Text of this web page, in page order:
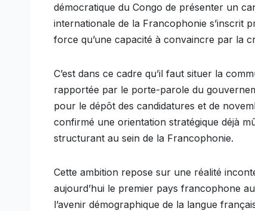
démocratique du Congo de présenter un
internationale de la Francophonie s’inscrit
force qu’une capacité à convaincre par la
C’est dans ce cadre qu’il faut situer la
rapportée par le porte-parole du
pour le dépôt des candidatures et de
confirmé une orientation stratégique déjà
structurant au sein de la Francophonie.
Cette ambition repose sur une réalité
aujourd’hui le premier pays francophone
l’avenir démographique de la langue